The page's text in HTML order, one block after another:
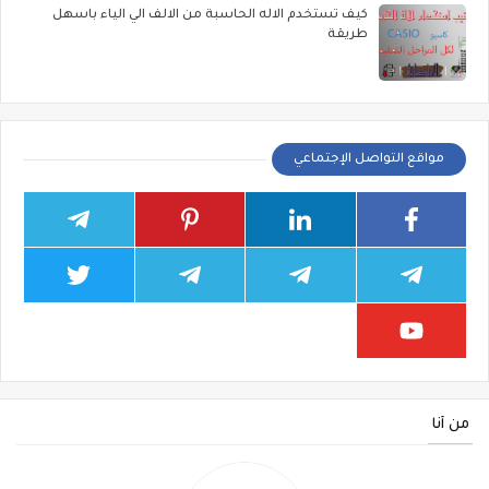
كيف تستخدم الاله الحاسبة من الالف الي الياء باسهل
طريقة
مواقع التواصل الإجتماعي
من أنا